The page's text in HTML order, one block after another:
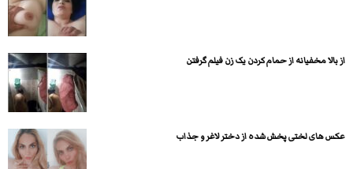
از بالا مخفیانه از حمام کردن یک زن فیلم گرفتن
عکس های لختی پخش شده از دختر لاغر و جذاب